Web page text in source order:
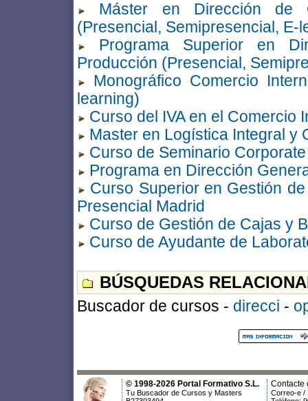
Máster en Dirección de
(Presencial, Semipresencial, E-
Programa Superior en
Producción (Presencial,
Monográfico Comercio
learning)
Curso del IVA en el Comercio
Master en Logística Integral y
Curso de Seminario
Programa en Dirección
Curso Superior en Gestión
Presencial Madrid
Curso de Gestión de Cajas y
Curso de Ayudante de
BÚSQUEDAS
Buscador de cursos - direcci -
© 1998-2026 Portal Formativo S.L.
Tu Buscador de Cursos y Masters
Contacte
Correo-e /